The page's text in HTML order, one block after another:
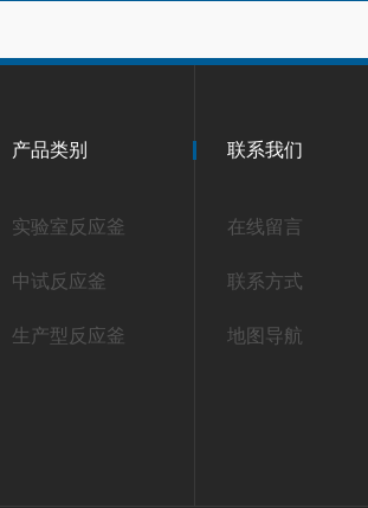
产品类别
实验室反应釜
中试反应釜
生产型反应釜
联系我们
在线留言
联系方式
地图导航